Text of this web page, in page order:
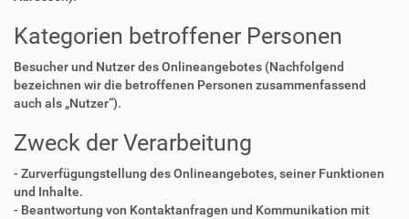
Kategorien betroffener Personen
Besucher und Nutzer des Onlineangebotes (Nachfolgend
bezeichnen wir die betroffenen Personen zusammenfassend
auch als „Nutzer“).
Zweck der Verarbeitung
- Zurverfügungstellung des Onlineangebotes, seiner Funktionen
und Inhalte.
- Beantwortung von Kontaktanfragen und Kommunikation mit